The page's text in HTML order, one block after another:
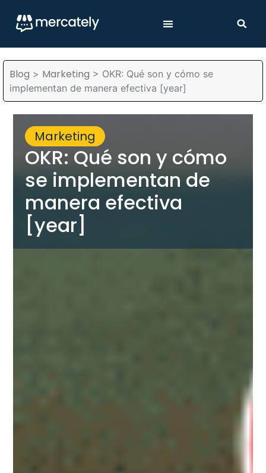
Blog > Marketing > OKR: Qué son y cómo se
implementan de manera efectiva [year]
Marketing
OKR: Qué son y cómo
se implementan de
manera efectiva
[year]